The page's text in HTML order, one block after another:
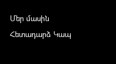
Մեր մասին
Հետադարձ Կապ